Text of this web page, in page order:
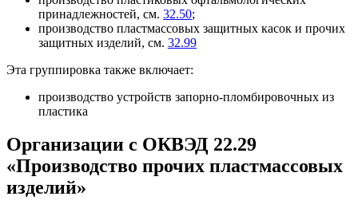
принадлежностей, см. 32.50;
производство пластмассовых защитных касок и прочих
защитных изделий, см. 32.99
Эта группировка также включает:
производство устройств запорно-пломбировочных из
пластика
Организации с ОКВЭД 22.29
«Производство прочих пластмассовых
изделий»